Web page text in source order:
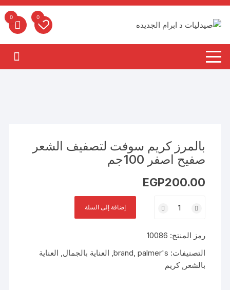
التجاوز
إلى
المحتوى
0
0
بالمرز كريم سوفت لتصفيف الشعر
صفيح اصفر 100جم
EGP200.00
بالمرز
سوفت
لتصفيف
الشعر
إضافة إلى السلة
رمز المنتج: 10086
التصنيفات:
brand, palmer's
, العناية بالجمال, العناية
بالشعر ,كريم